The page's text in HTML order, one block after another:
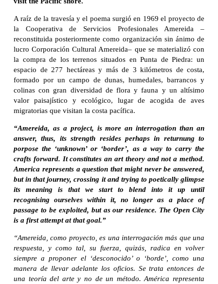
A raíz de la travesía y el poema surgió en 1969 el proyecto de
la Cooperativa de Servicios Profesionales Amereida –
reconstituida posteriormente como organización sin ánimo de
lucro Corporación Cultural Amereida– que se materializó con
la compra de los terrenos situados en Punta de Piedra: un
espacio de 277 hectáreas y más de 3 kilómetros de costa,
formado por un campo de dunas, humedales, barrancos y
colinas con gran diversidad de flora y fauna y un altísimo
valor paisajístico y ecológico, lugar de acogida de aves
migratorias que visitan la costa pacífica.
“Amereida, as a project, is more an interrogation than an
answer, thus, its strength resides perhaps in returnung to
porpose the ‘unknown’ or ‘border’, as a way to carry the
crafts forward. It constitutes an art theory and not a method.
America represents a question that might never be answered,
but in that journey, crossing it and trying to poetically glimpse
its meaning is that we start to blend into it up until
recognising ourselves within it, no longer as a place of
passage to be exploited, but as our residence. The Open City
is a first attempt at that goal.”
“Amereida, como proyecto, es una interrogación más que una
respuesta, y como tal, su fuerza, quizás, radica en volver
siempre a proponer el ‘desconocido’ o ‘borde’, como una
manera de llevar adelante los oficios. Se trata entonces de
una teoría del arte y no de un método. América representa